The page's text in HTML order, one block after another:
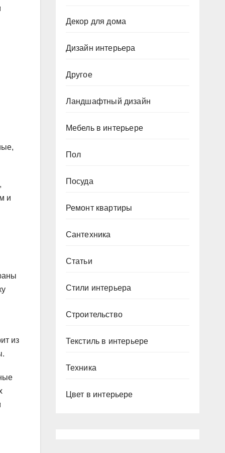
и
из
Декор для дома
Дизайн интерьера
Другое
Ландшафтный дизайн
Мебель в интерьере
Пол
Посуда
Ремонт квартиры
Сантехника
Статьи
Стили интерьера
Строительство
Текстиль в интерьере
Техника
Цвет в интерьере